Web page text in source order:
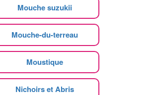
Mouche suzukii
Mouche-du-terreau
Moustique
Nichoirs et Abris